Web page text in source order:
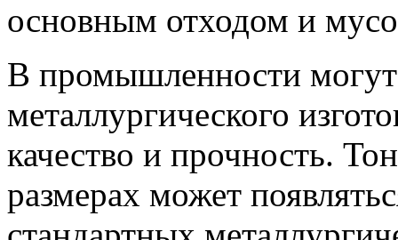
основным отходом и
В промышленности
металлургического
качество и прочность.
размерах может